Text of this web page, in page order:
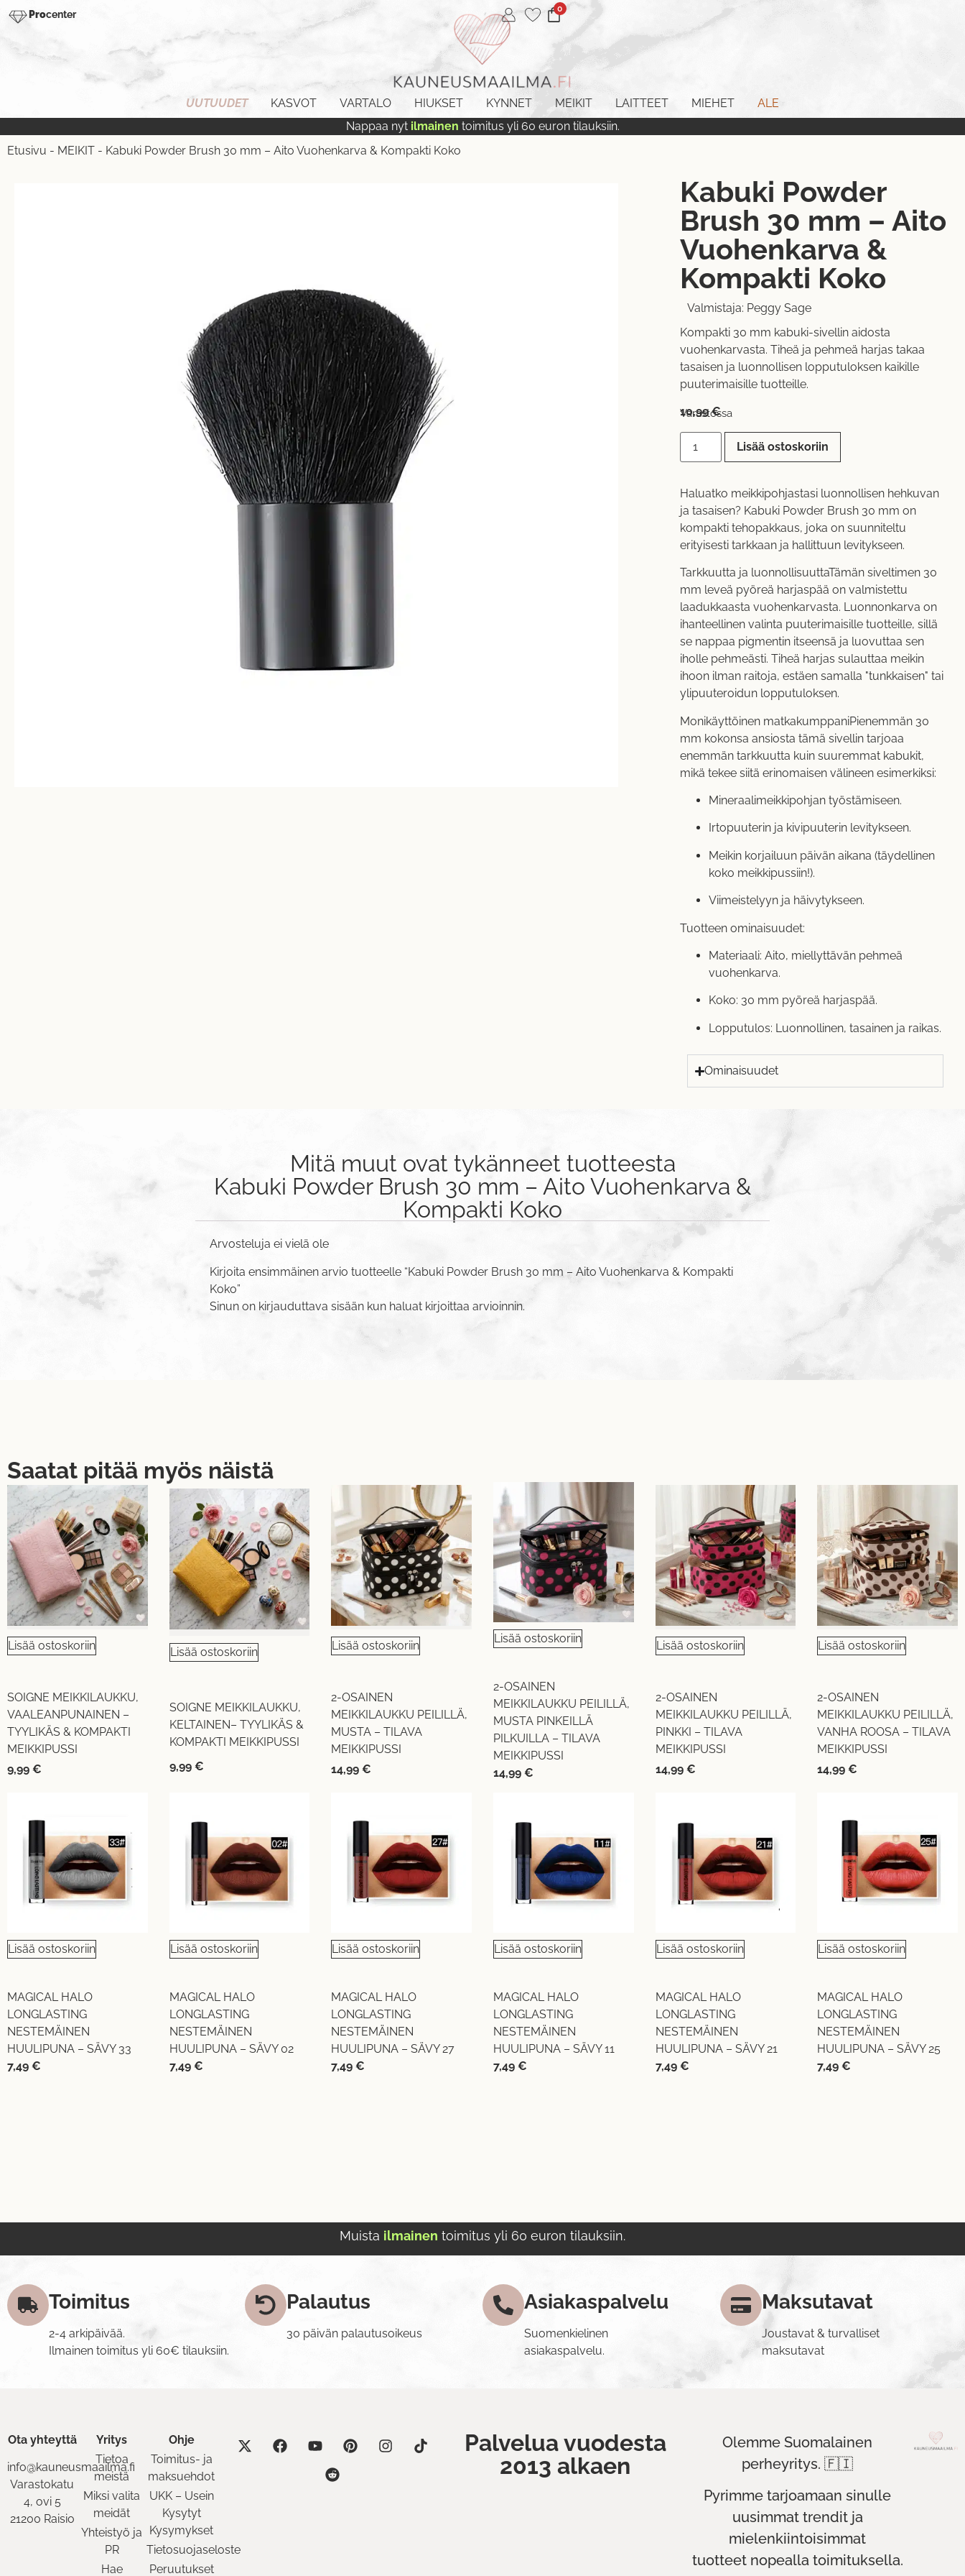
Procenter 0
UUTUUDET KASVOT VARTALO HIUKSET KYNNET MEIKIT LAITTEET MIEHET
ALE
Nappaa nyt ilmainen toimitus yli 60 euron tilauksiin.
Etusivu - MEIKIT - Kabuki Powder Brush 30 mm – Aito Vuohenkarva & Kompakti Koko
Kabuki Powder
Brush 30 mm – Aito
Vuohenkarva &
Kompakti Koko
Valmistaja: Peggy Sage
Kompakti 30 mm kabuki-sivellin aidosta
vuohenkarvasta. Tiheä ja pehmeä harjas takaa
tasaisen ja luonnollisen lopputuloksen kaikille
puuterimaisille tuotteille.
10,99€
Varastossa
Lisää ostoskoriin
Haluatko meikkipohjastasi luonnollisen hehkuvan
ja tasaisen? Kabuki Powder Brush 30 mm on
kompakti tehopakkaus, joka on suunniteltu
erityisesti tarkkaan ja hallittuun levitykseen.
Tarkkuutta ja luonnollisuuttaTämän siveltimen 30
mm leveä pyöreä harjaspää on valmistettu
laadukkaasta vuohenkarvasta. Luonnonkarva on
ihanteellinen valinta puuterimaisille tuotteille, sillä
se nappaa pigmentin itseensä ja luovuttaa sen
iholle pehmeästi. Tiheä harjas sulauttaa meikin
ihoon ilman raitoja, estäen samalla "tunkkaisen" tai
ylipuuteroidun lopputuloksen.
Monikäyttöinen matkakumppaniPienemmän 30
mm kokonsa ansiosta tämä sivellin tarjoaa
enemmän tarkkuutta kuin suuremmat kabukit,
mikä tekee siitä erinomaisen välineen esimerkiksi:
Mineraalimeikkipohjan työstämiseen.
Irtopuuterin ja kivipuuterin levitykseen.
Meikin korjailuun päivän aikana (täydellinen
koko meikkipussiin!).
Viimeistelyyn ja häivytykseen.
Tuotteen ominaisuudet:
Materiaali: Aito, miellyttävän pehmeä
vuohenkarva.
Koko: 30 mm pyöreä harjaspää.
Lopputulos: Luonnollinen, tasainen ja raikas.
Ominaisuudet
Mitä muut ovat tykänneet tuotteesta
Kabuki Powder Brush 30 mm – Aito Vuohenkarva &
Kompakti Koko
Arvosteluja ei vielä ole
Kirjoita ensimmäinen arvio tuotteelle “Kabuki Powder Brush 30 mm – Aito Vuohenkarva & Kompakti
Koko”
Sinun on kirjauduttava sisään kun haluat kirjoittaa arvioinnin.
Saatat pitää myös näistä
Lisää ostoskoriin
SOIGNE MEIKKILAUKKU,
VAALEANPUNAINEN –
TYYLIKÄS & KOMPAKTI
MEIKKIPUSSI
9,99 €
Lisää ostoskoriin
SOIGNE MEIKKILAUKKU,
KELTAINEN– TYYLIKÄS &
KOMPAKTI MEIKKIPUSSI
9,99 €
Lisää ostoskoriin
2-OSAINEN
MEIKKILAUKKU PEILILLÄ,
MUSTA – TILAVA
MEIKKIPUSSI
14,99€
Lisää ostoskoriin
2-OSAINEN
MEIKKILAUKKU PEILILLÄ,
MUSTA PINKEILLÄ
PILKUILLA – TILAVA
MEIKKIPUSSI
14,99 €
Lisää ostoskoriin
2-OSAINEN
MEIKKILAUKKU PEILILLÄ,
PINKKI – TILAVA
MEIKKIPUSSI
14,99 €
Lisää ostoskoriin
2-OSAINEN
MEIKKILAUKKU PEILILLÄ,
VANHA ROOSA – TILAVA
MEIKKIPUSSI
14,99€
Lisää ostoskoriin
MAGICAL HALO
LONGLASTING
NESTEMÄINEN
HUULIPUNA – SÄVY 33
7,49 €
Lisää ostoskoriin
MAGICAL HALO
LONGLASTING
NESTEMÄINEN
HUULIPUNA – SÄVY 02
7,49 €
Lisää ostoskoriin
MAGICAL HALO
LONGLASTING
NESTEMÄINEN
HUULIPUNA – SÄVY 27
7,49€
Lisää ostoskoriin
MAGICAL HALO
LONGLASTING
NESTEMÄINEN
HUULIPUNA – SÄVY 11
7,49 €
Lisää ostoskoriin
MAGICAL HALO
LONGLASTING
NESTEMÄINEN
HUULIPUNA – SÄVY 21
7,49 €
Lisää ostoskoriin
MAGICAL HALO
LONGLASTING
NESTEMÄINEN
HUULIPUNA – SÄVY 25
7,49€
Muista ilmainen toimitus yli 60 euron tilauksiin.
Toimitus
2-4 arkipäivää.
Ilmainen toimitus yli 60€ tilauksiin.
Palautus
30 päivän palautusoikeus
Asiakaspalvelu
Suomenkielinen
asiakaspalvelu.
Maksutavat
Joustavat & turvalliset
maksutavat
Ota yhteyttä
info@kauneusmaailma.fi
Varastokatu
4, ovi 5
21200 Raisio
Yritys
Tietoa
meistä
Miksi valita
meidät
Yhteistyö ja
PR
Hae
Ohje
Toimitus- ja
maksuehdot
UKK – Usein
Kysytyt
Kysymykset
Tietosuojaseloste
Peruutukset
Palvelua vuodesta
2013 alkaen
Olemme Suomalainen
perheyritys. 🇫🇮
Pyrimme tarjoamaan sinulle
uusimmat trendit ja
mielenkiintoisimmat
tuotteet nopealla toimituksella.